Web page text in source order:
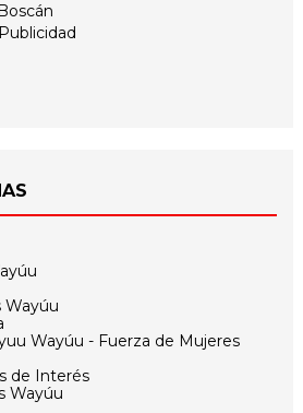
Wayúu
Wayúu - Fuerza de Mujeres
de Interés
Wayúu